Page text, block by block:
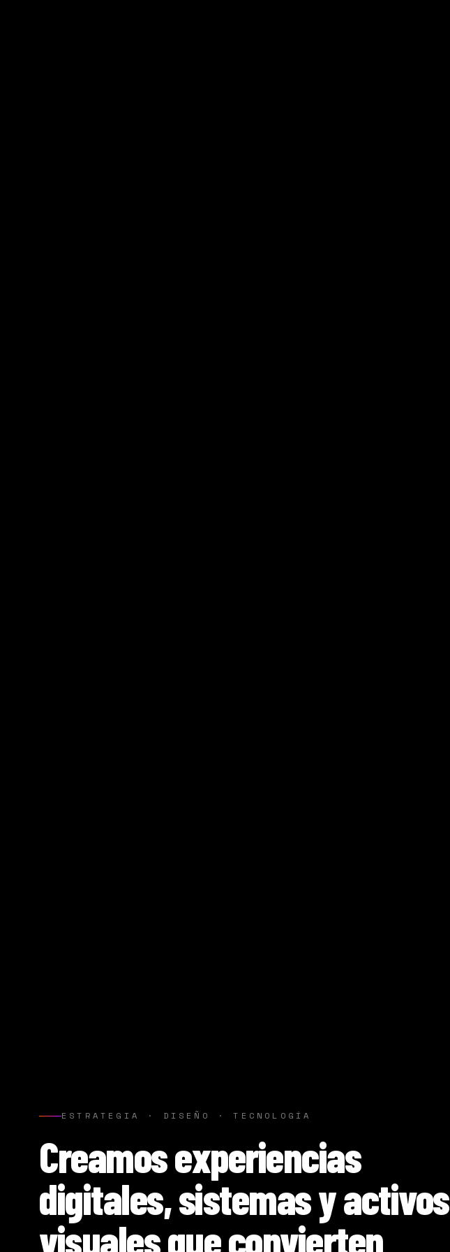
ESTRATEGIA · DISEÑO · TECNOLOGÍA
Creamos experiencias
digitales, sistemas y activos
visuales que convierten